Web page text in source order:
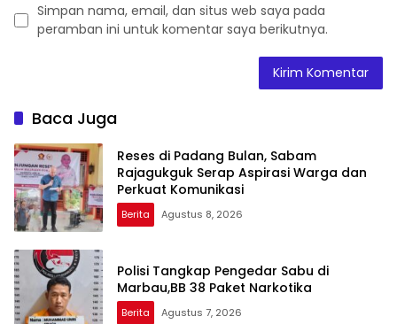
Simpan nama, email, dan situs web saya pada
peramban ini untuk komentar saya berikutnya.
Baca Juga
Reses di Padang Bulan, Sabam
Rajagukguk Serap Aspirasi Warga dan
Perkuat Komunikasi
Berita Agustus 8, 2026
Polisi Tangkap Pengedar Sabu di
Marbau,BB 38 Paket Narkotika
Berita Agustus 7, 2026